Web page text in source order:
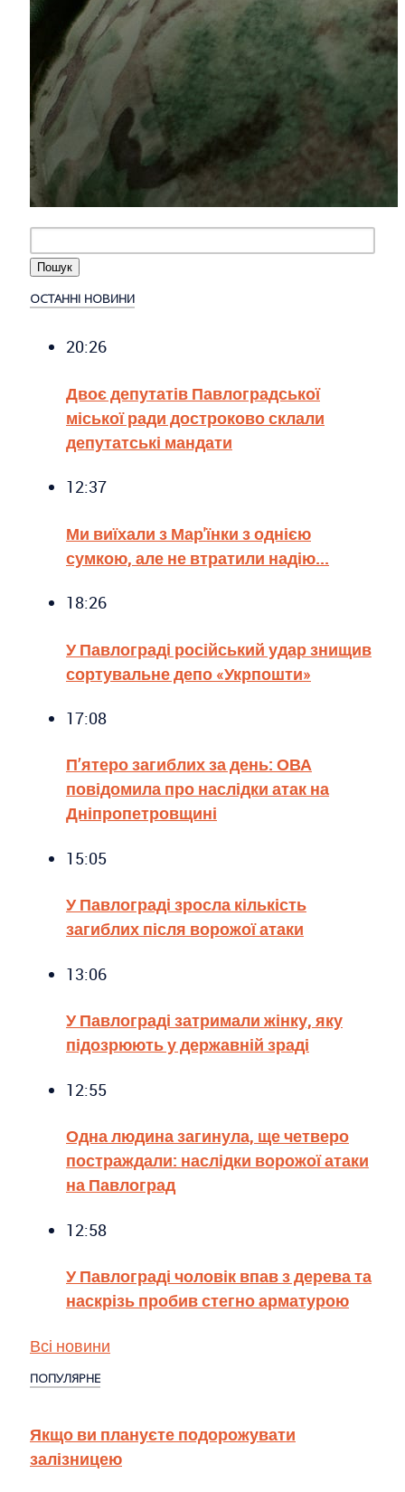
ОСТАННІ НОВИНИ
20:26
Двоє депутатів Павлоградської
міської ради достроково склали
депутатські мандати
12:37
Ми виїхали з Мар'їнки з однією
сумкою, але не втратили надію...
18:26
У Павлограді російський удар знищив
сортувальне депо «Укрпошти»
17:08
П’ятеро загиблих за день: ОВА
повідомила про наслідки атак на
Дніпропетровщині
15:05
У Павлограді зросла кількість
загиблих після ворожої атаки
13:06
У Павлограді затримали жінку, яку
підозрюють у державній зраді
12:55
Одна людина загинула, ще четверо
постраждали: наслідки ворожої атаки
на Павлоград
12:58
У Павлограді чоловік впав з дерева та
наскрізь пробив стегно арматурою
Всі новини
ПОПУЛЯРНЕ
Якщо ви плануєте подорожувати
залізницею